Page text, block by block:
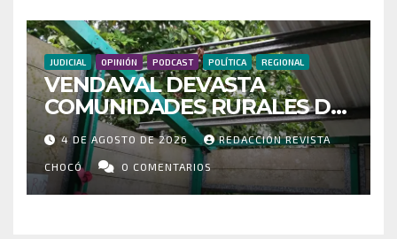
JUDICIAL OPINIÓN PODCAST POLÍTICA REGIONAL
VENDAVAL DEVASTA
COMUNIDADES RURALES DE
RIOSUCIO: ESCUELAS,
VIVIENDAS Y CEMENTERIO
ENTRE LOS AFECTADOS
4 DE AGOSTO DE 2026 REDACCIÓN REVISTA
CHOCÓ 0 COMENTARIOS